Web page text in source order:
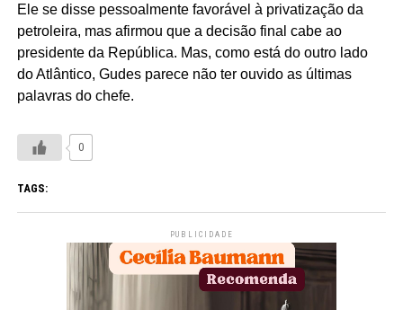
Ele se disse pessoalmente favorável à privatização da
petroleira, mas afirmou que a decisão final cabe ao
presidente da República. Mas, como está do outro lado
do Atlântico, Gudes parece não ter ouvido as últimas
palavras do chefe.
0
TAGS:
PUBLICIDADE